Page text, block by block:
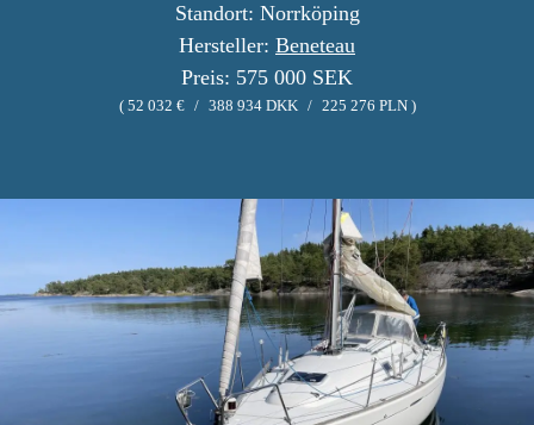
Standort: Norrköping
Hersteller: Beneteau
Preis: 575 000 SEK
( 52 032 € / 388 934 DKK / 225 276 PLN )